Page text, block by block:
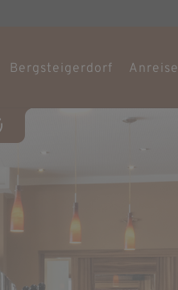
Bergsteigerdorf Anreise